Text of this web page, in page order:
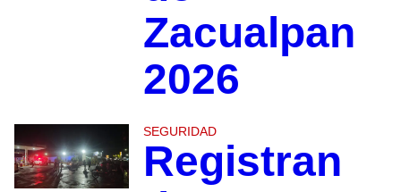
Zacualpan
2026
SEGURIDAD
Registran